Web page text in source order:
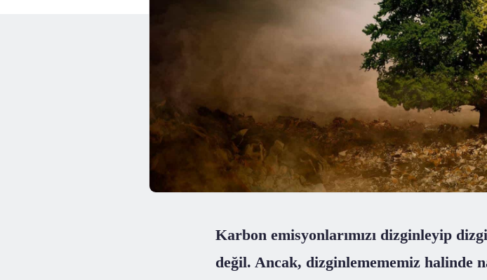
Karbon emisyonlarımızı dizginleyip
değil. Ancak, dizginlemememiz halinde